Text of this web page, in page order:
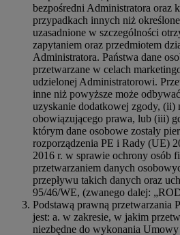
bezpośredni Administratora oraz
przypadkach innych niż
uzasadnione w szczególności
zapytaniem oraz przedmiotem
Administratora. Państwa dane
przetwarzane w celach
udzielonej Administratorowi.
inne niż powyższe może
uzyskanie dodatkowej zgody, (ii)
obowiązującego prawa, lub (iii)
którym dane osobowe zostały
rozporządzenia PE i Rady (UE)
2016 r. w sprawie ochrony osób
przetwarzaniem danych
przepływu takich danych oraz
95/46/WE, (zwanego dalej:
Podstawą prawną przetwarzania
jest: a. w zakresie, w jakim
niezbędne do wykonania